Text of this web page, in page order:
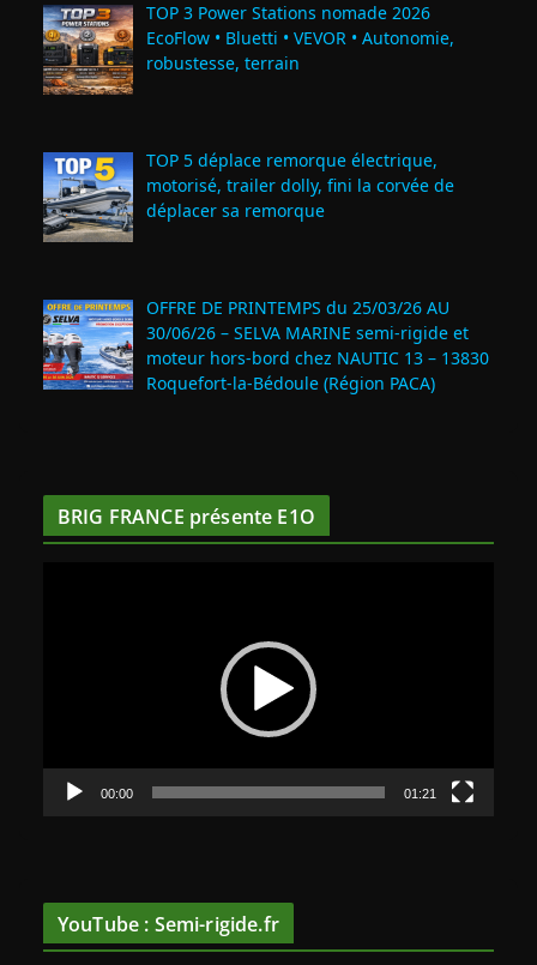
TOP 3 Power Stations nomade 2026
EcoFlow • Bluetti • VEVOR • Autonomie,
robustesse, terrain
TOP 5 déplace remorque électrique,
motorisé, trailer dolly, fini la corvée de
déplacer sa remorque
OFFRE DE PRINTEMPS du 25/03/26 AU
30/06/26 – SELVA MARINE semi-rigide et
moteur hors-bord chez NAUTIC 13 – 13830
Roquefort‑la‑Bédoule (Région PACA)
BRIG FRANCE présente E1O
o
00:00 01:21
YouTube : Semi-rigide.fr